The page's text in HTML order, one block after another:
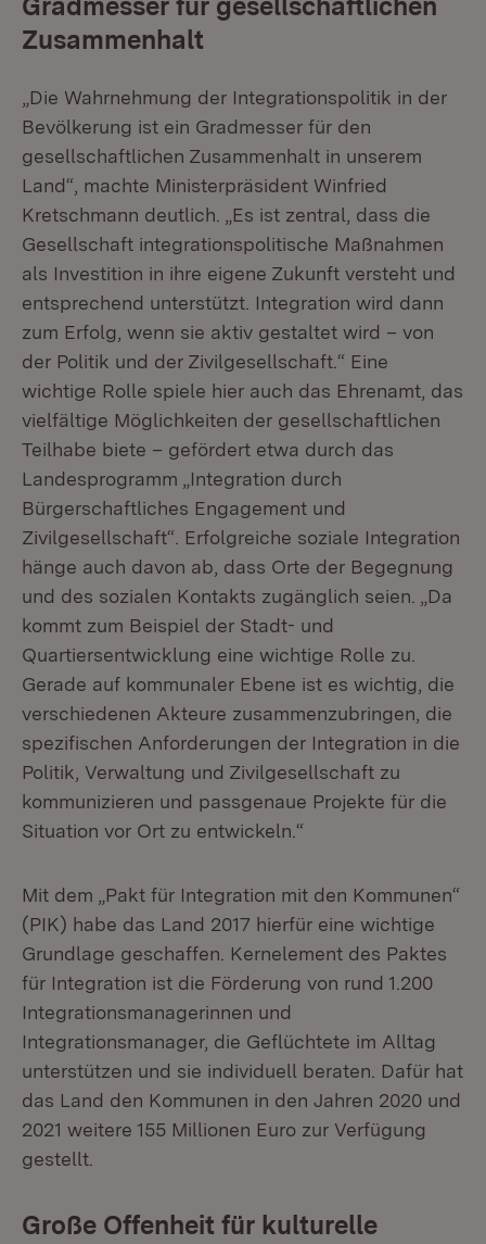
Zusammenhalt
„Die Wahrnehmung der Integrationspolitik in der
Bevölkerung ist ein Gradmesser für den
gesellschaftlichen Zusammenhalt in unserem
Land“, machte Ministerpräsident Winfried
Kretschmann deutlich. „Es ist zentral, dass die
Gesellschaft integrationspolitische Maßnahmen
als Investition in ihre eigene Zukunft versteht und
entsprechend unterstützt. Integration wird dann
zum Erfolg, wenn sie aktiv gestaltet wird – von
der Politik und der Zivilgesellschaft.“ Eine
wichtige Rolle spiele hier auch das Ehrenamt, das
vielfältige Möglichkeiten der gesellschaftlichen
Teilhabe biete – gefördert etwa durch das
Landesprogramm „Integration durch
Bürgerschaftliches Engagement und
Zivilgesellschaft“. Erfolgreiche soziale Integration
hänge auch davon ab, dass Orte der Begegnung
und des sozialen Kontakts zugänglich seien. „Da
kommt zum Beispiel der Stadt- und
Quartiersentwicklung eine wichtige Rolle zu.
Gerade auf kommunaler Ebene ist es wichtig, die
verschiedenen Akteure zusammenzubringen, die
spezifischen Anforderungen der Integration in die
Politik, Verwaltung und Zivilgesellschaft zu
kommunizieren und passgenaue Projekte für die
Situation vor Ort zu entwickeln.“
Mit dem „Pakt für Integration mit den Kommunen“
(PIK) habe das Land 2017 hierfür eine wichtige
Grundlage geschaffen. Kernelement des Paktes
für Integration ist die Förderung von rund 1.200
Integrationsmanagerinnen und
Integrationsmanager, die Geflüchtete im Alltag
unterstützen und sie individuell beraten. Dafür hat
das Land den Kommunen in den Jahren 2020 und
2021 weitere 155 Millionen Euro zur Verfügung
gestellt.
Große Offenheit für kulturelle